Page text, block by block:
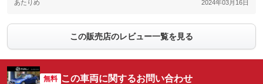
あたりめ 2024年03月16日
この販売店のレビュー一覧を見る
無料 この車両に関するお問い合わせ